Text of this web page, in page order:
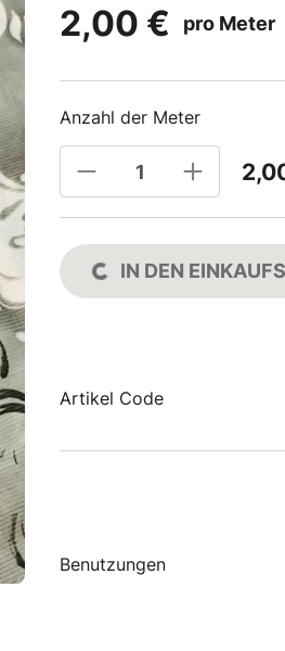
2,00 €
pro Meter
Anzahl der Meter
IN DEN
Artikel Code
Benutzungen